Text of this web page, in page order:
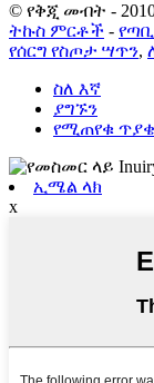
© የቅጂ መብት -
ትኩስ ምርቶች -
የሰርግ የስጦታ ሣጥን,
ስለ እኛ
ያግኙን
የሚጠየቁ
ኢሜል ላክ
x